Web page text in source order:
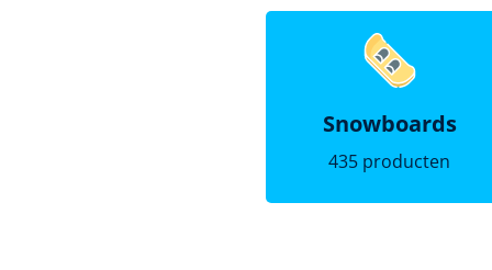
Snowboards
435 producten